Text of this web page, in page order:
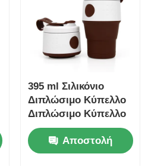
395 ml Σιλικόνιο
Διπλώσιμο Κύπελλο
Διπλώσιμο Κύπελλο
Καφέ Διπλώσιμο Με
Κέπα
Αποστολή